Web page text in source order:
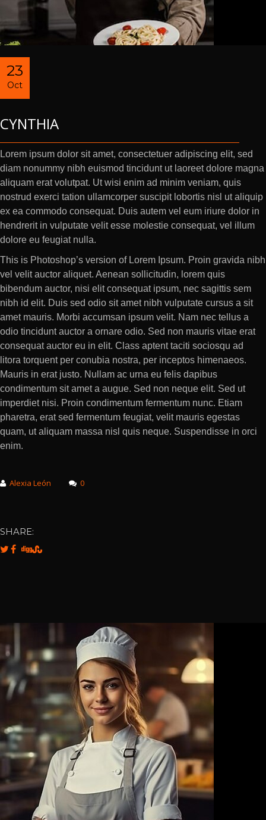
23
Oct
CYNTHIA
Lorem ipsum dolor sit amet, consectetuer adipiscing elit, sed
diam nonummy nibh euismod tincidunt ut laoreet dolore magna
aliquam erat volutpat. Ut wisi enim ad minim veniam, quis
nostrud exerci tation ullamcorper suscipit lobortis nisl ut aliquip
ex ea commodo consequat. Duis autem vel eum iriure dolor in
hendrerit in vulputate velit esse molestie consequat, vel illum
dolore eu feugiat nulla.
This is Photoshop’s version of Lorem Ipsum. Proin gravida nibh
vel velit auctor aliquet. Aenean sollicitudin, lorem quis
bibendum auctor, nisi elit consequat ipsum, nec sagittis sem
nibh id elit. Duis sed odio sit amet nibh vulputate cursus a sit
amet mauris. Morbi accumsan ipsum velit. Nam nec tellus a
odio tincidunt auctor a ornare odio. Sed non mauris vitae erat
consequat auctor eu in elit. Class aptent taciti sociosqu ad
litora torquent per conubia nostra, per inceptos himenaeos.
Mauris in erat justo. Nullam ac urna eu felis dapibus
condimentum sit amet a augue. Sed non neque elit. Sed ut
imperdiet nisi. Proin condimentum fermentum nunc. Etiam
pharetra, erat sed fermentum feugiat, velit mauris egestas
quam, ut aliquam massa nisl quis neque. Suspendisse in orci
enim.
Alexia León 0
SHARE: